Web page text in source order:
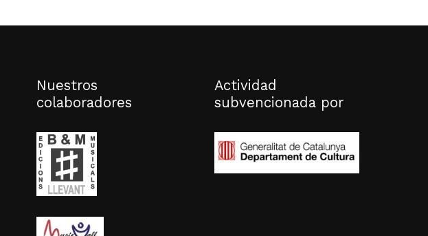
Nuestros
colaboradores
Actividad
subvencionada por